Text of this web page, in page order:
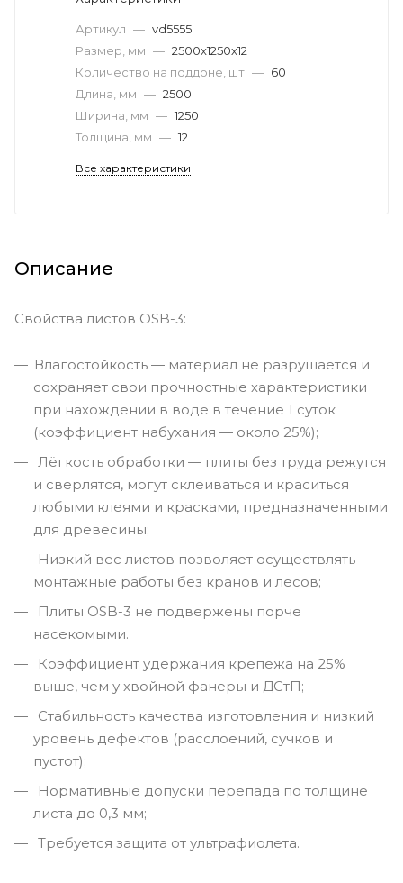
Артикул — vd5555
Размер, мм — 2500x1250х12
Количество на поддоне, шт — 60
Длина, мм — 2500
Ширина, мм — 1250
Толщина, мм — 12
Все характеристики
Описание
Свойства листов OSB-3:
Влагостойкость — материал не разрушается и
сохраняет свои прочностные характеристики
при нахождении в воде в течение 1 суток
(коэффициент набухания — около 25%);
Лёгкость обработки — плиты без труда режутся
и сверлятся, могут склеиваться и краситься
любыми клеями и красками, предназначенными
для древесины;
Низкий вес листов позволяет осуществлять
монтажные работы без кранов и лесов;
Плиты OSB-3 не подвержены порче
насекомыми.
Коэффициент удержания крепежа на 25%
выше, чем у хвойной фанеры и ДСтП;
Стабильность качества изготовления и низкий
уровень дефектов (расслоений, сучков и
пустот);
Нормативные допуски перепада по толщине
листа до 0,3 мм;
Требуется защита от ультрафиолета.